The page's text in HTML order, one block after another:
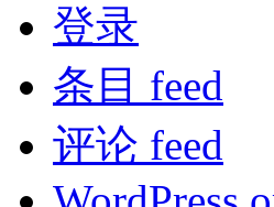
登录
条目 feed
评论 feed